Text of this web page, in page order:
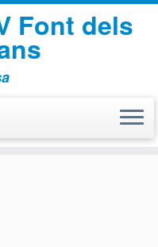
Font dels